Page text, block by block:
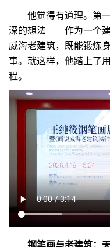
他觉得有道理。第一
深的想法——作为一个建
威海老建筑，既能锻炼
事。就这样，他踏上了
程。